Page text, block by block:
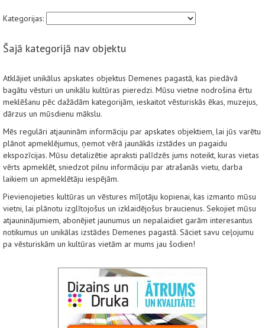
Kategorijas:
Šajā kategorijā nav objektu
Atklājiet unikālus apskates objektus Demenes pagastā, kas piedāvā
bagātu vēsturi un unikālu kultūras pieredzi. Mūsu vietne nodrošina ērtu
meklēšanu pēc dažādām kategorijām, ieskaitot vēsturiskās ēkas, muzejus,
dārzus un mūsdienu mākslu.
Mēs regulāri atjauninām informāciju par apskates objektiem, lai jūs varētu
plānot apmeklējumus, ņemot vērā jaunākās izstādes un pagaidu
ekspozīcijas. Mūsu detalizētie apraksti palīdzēs jums noteikt, kuras vietas
vērts apmeklēt, sniedzot pilnu informāciju par atrašanās vietu, darba
laikiem un apmeklētāju iespējām.
Pievienojieties kultūras un vēstures mīļotāju kopienai, kas izmanto mūsu
vietni, lai plānotu izglītojošus un izklaidējošus braucienus. Sekojiet mūsu
atjauninājumiem, abonējiet jaunumus un nepalaidiet garām interesantus
notikumus un unikālas izstādes Demenes pagastā. Sāciet savu ceļojumu
pa vēsturiskām un kultūras vietām ar mums jau šodien!